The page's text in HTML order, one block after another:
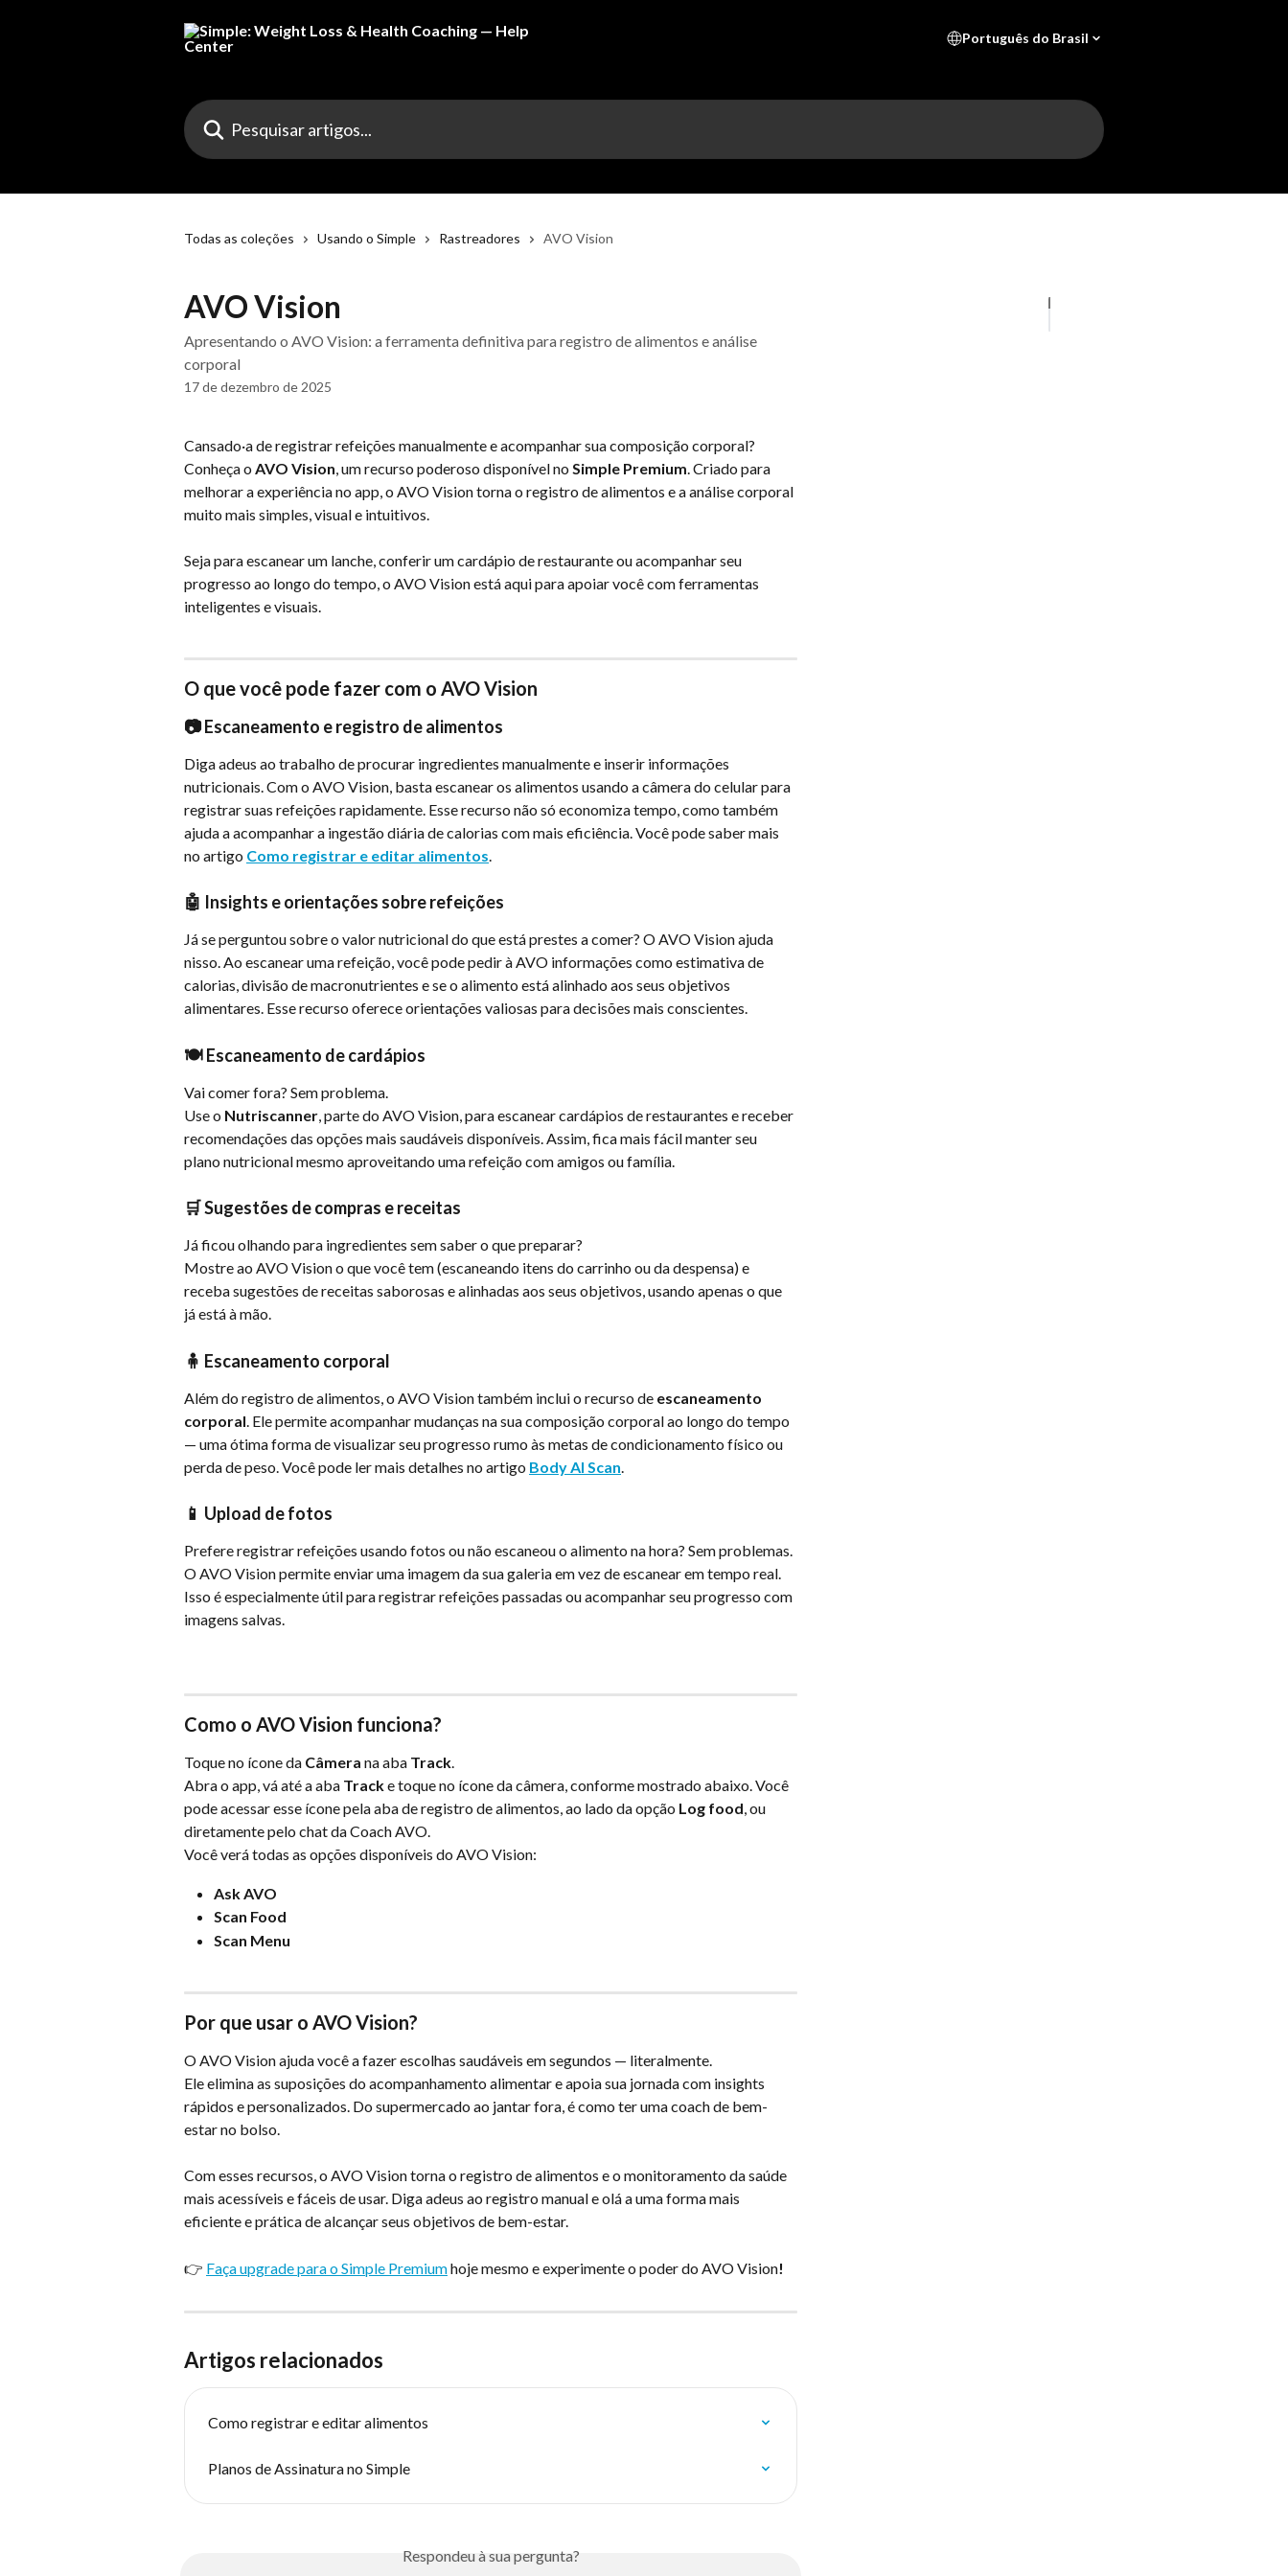
Português do Brasil
Pesquisar artigos...
Todas as coleções Usando o Simple Rastreadores AVO Vision
AVO Vision
Apresentando o AVO Vision: a ferramenta definitiva para registro de alimentos e análise
corporal
17 de dezembro de 2025
Cansado·a de registrar refeições manualmente e acompanhar sua composição corporal?
Conheça o AVO Vision, um recurso poderoso disponível no Simple Premium. Criado para
melhorar a experiência no app, o AVO Vision torna o registro de alimentos e a análise corporal
muito mais simples, visual e intuitivos.
Seja para escanear um lanche, conferir um cardápio de restaurante ou acompanhar seu
progresso ao longo do tempo, o AVO Vision está aqui para apoiar você com ferramentas
inteligentes e visuais.
O que você pode fazer com o AVO Vision
📷 Escaneamento e registro de alimentos
Diga adeus ao trabalho de procurar ingredientes manualmente e inserir informações
nutricionais. Com o AVO Vision, basta escanear os alimentos usando a câmera do celular para
registrar suas refeições rapidamente. Esse recurso não só economiza tempo, como também
ajuda a acompanhar a ingestão diária de calorias com mais eficiência. Você pode saber mais
no artigo Como registrar e editar alimentos.
🤖 Insights e orientações sobre refeições
Já se perguntou sobre o valor nutricional do que está prestes a comer? O AVO Vision ajuda
nisso. Ao escanear uma refeição, você pode pedir à AVO informações como estimativa de
calorias, divisão de macronutrientes e se o alimento está alinhado aos seus objetivos
alimentares. Esse recurso oferece orientações valiosas para decisões mais conscientes.
🍽️ Escaneamento de cardápios
Vai comer fora? Sem problema.
Use o Nutriscanner, parte do AVO Vision, para escanear cardápios de restaurantes e receber
recomendações das opções mais saudáveis disponíveis. Assim, fica mais fácil manter seu
plano nutricional mesmo aproveitando uma refeição com amigos ou família.
🛒 Sugestões de compras e receitas
Já ficou olhando para ingredientes sem saber o que preparar?
Mostre ao AVO Vision o que você tem (escaneando itens do carrinho ou da despensa) e
receba sugestões de receitas saborosas e alinhadas aos seus objetivos, usando apenas o que
já está à mão.
🧍 Escaneamento corporal
Além do registro de alimentos, o AVO Vision também inclui o recurso de escaneamento
corporal. Ele permite acompanhar mudanças na sua composição corporal ao longo do tempo
— uma ótima forma de visualizar seu progresso rumo às metas de condicionamento físico ou
perda de peso. Você pode ler mais detalhes no artigo Body AI Scan.
📱 Upload de fotos
Prefere registrar refeições usando fotos ou não escaneou o alimento na hora? Sem problemas.
O AVO Vision permite enviar uma imagem da sua galeria em vez de escanear em tempo real.
Isso é especialmente útil para registrar refeições passadas ou acompanhar seu progresso com
imagens salvas.
Como o AVO Vision funciona?
Toque no ícone da Câmera na aba Track.
Abra o app, vá até a aba Track e toque no ícone da câmera, conforme mostrado abaixo. Você
pode acessar esse ícone pela aba de registro de alimentos, ao lado da opção Log food, ou
diretamente pelo chat da Coach AVO.
Você verá todas as opções disponíveis do AVO Vision:
Ask AVO
Scan Food
Scan Menu
Por que usar o AVO Vision?
O AVO Vision ajuda você a fazer escolhas saudáveis em segundos — literalmente.
Ele elimina as suposições do acompanhamento alimentar e apoia sua jornada com insights
rápidos e personalizados. Do supermercado ao jantar fora, é como ter uma coach de bem-
estar no bolso.
Com esses recursos, o AVO Vision torna o registro de alimentos e o monitoramento da saúde
mais acessíveis e fáceis de usar. Diga adeus ao registro manual e olá a uma forma mais
eficiente e prática de alcançar seus objetivos de bem-estar.
👉 Faça upgrade para o Simple Premium hoje mesmo e experimente o poder do AVO Vision!
Artigos relacionados
Como registrar e editar alimentos
Planos de Assinatura no Simple
Respondeu à sua pergunta?